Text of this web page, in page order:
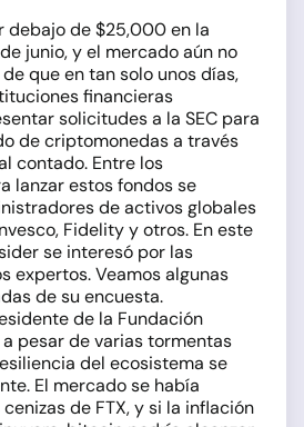
debajo de $25,000 en la
junio, y el mercado aún no
que en tan solo unos días,
financieras
solicitudes a la SEC para
de criptomonedas a través
contado. Entre los
lanzar estos fondos se
de activos globales
Fidelity y otros. En este
se interesó por las
expertos. Veamos algunas
de su encuesta.
de la Fundación
pesar de varias tormentas
del ecosistema se
El mercado se había
de FTX, y si la inflación